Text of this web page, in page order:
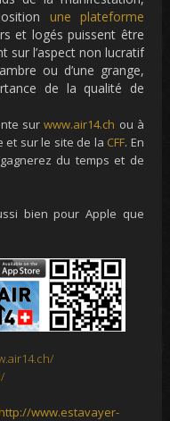
une plateforme
et logés puissent être
sur l’aspect non lucratif
ou d’une grange,
de la qualité de
surwww.air14.ch ou à
et sur le site de la CFF. En
du temps et de
bien pour Apple que
http://www.estavayer-